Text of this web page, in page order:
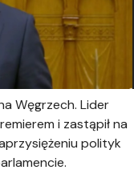
Węgrzech. Lider
i zastąpił na
polityk